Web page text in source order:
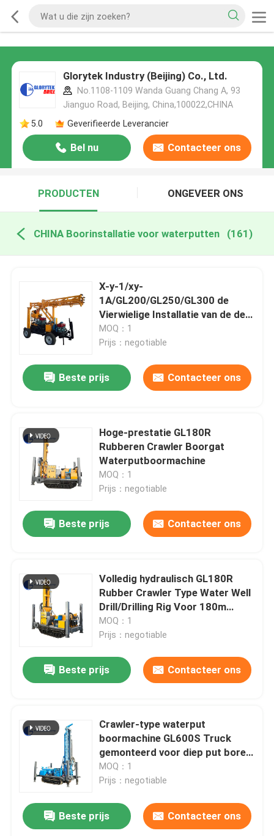
Glorytek Industry (Beijing) Co., Ltd.
No.1108-1109 Wanda Guang Chang A, 93
Jianguo Road, Beijing, China,100022,CHINA
5.0
Geverifieerde Leverancier
Bel nu Contacteer ons
PRODUCTEN ONGEVEER ONS
CHINA Boorinstallatie voor waterputten (161)
X-y-1/xy-
1A/GL200/GL250/GL300 de
Vierwielige Installatie van de de
putboor van het
Aanhangwagenwater
MOQ：1
Prijs：negotiable
Beste prijs Contacteer ons
Hoge-prestatie GL180R
Rubberen Crawler Boorgat
Waterputboormachine
MOQ：1
Prijs：negotiable
Beste prijs Contacteer ons
Volledig hydraulisch GL180R
Rubber Crawler Type Water Well
Drill/Drilling Rig Voor 180m
Diepte
MOQ：1
Prijs：negotiable
Beste prijs Contacteer ons
Crawler-type waterput
boormachine GL600S Truck
gemonteerd voor diep put boren
met een maximale diepte van 600
m en een diameterbereik van 105
MOQ：1
Prijs：negotiable
Beste prijs Contacteer ons